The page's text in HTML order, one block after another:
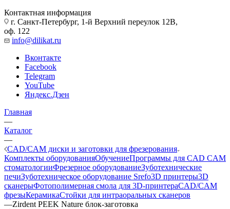
Контактная информация
г. Санкт-Петербург, 1-й Верхний переулок 12В,
оф. 122
info@dilikat.ru
Вконтакте
Facebook
Telegram
YouTube
Яндекс.Дзен
Главная
—
Каталог
—
CAD/CAM диски и заготовки для фрезерования
Комплекты оборудованияОбучениеПрограммы для CAD CAM
стоматологииФрезерное оборудованиеЗуботехнические
печиЗуботехническое оборудование Srefo3D принтеры3D
сканерыФотополимерная смола для 3D-принтераCAD/CAM
фрезыКерамикаСтойки для интраоральных сканеров
—Zirdent PEEK Nature блок-заготовка